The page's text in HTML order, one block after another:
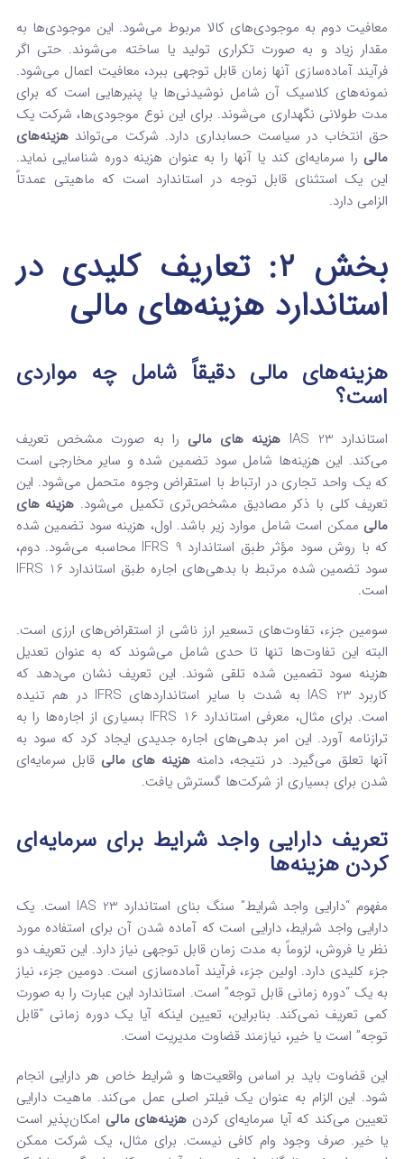
معافیت دوم به موجودی‌های کالا مربوط می‌شود. این موجودی‌ها به
مقدار زیاد و به صورت تکراری تولید یا ساخته می‌شوند. حتی اگر
فرآیند آماده‌سازی آنها زمان قابل توجهی ببرد، معافیت اعمال می‌شود.
نمونه‌های کلاسیک آن شامل نوشیدنی‌ها یا پنیرهایی است که برای
مدت طولانی نگهداری می‌شوند. برای این نوع موجودی‌ها، شرکت یک
حق انتخاب در سیاست حسابداری دارد. شرکت می‌تواندهزینه‌های
مالی را سرمایه‌ای کند یا آنها را به عنوان هزینه دوره شناسایی نماید.
این یک استثنای قابل توجه در استاندارد است که ماهیتی عمدتاً
الزامی دارد.
بخش ۲: تعاریف کلیدی در
استاندارد هزینه‌های مالی
هزینه‌های مالی دقیقاً شامل چه مواردی
است؟
استاندارد IAS 23 هزینه‌ های مالی را به صورت مشخص تعریف
می‌کند. این هزینه‌ها شامل سود تضمین شده و سایر مخارجی است
که یک واحد تجاری در ارتباط با استقراض وجوه متحمل می‌شود. این
تعریف کلی با ذکر مصادیق مشخص‌تری تکمیل می‌شود. هزینه‌ های
مالی ممکن است شامل موارد زیر باشد. اول، هزینه سود تضمین شده
که با روش سود مؤثر طبق استاندارد IFRS 9 محاسبه می‌شود. دوم،
سود تضمین شده مرتبط با بدهی‌های اجاره طبق استاندارد IFRS 16
است.
سومین جزء، تفاوت‌های تسعیر ارز ناشی از استقراض‌های ارزی است.
البته این تفاوت‌ها تنها تا حدی شامل می‌شوند که به عنوان تعدیل
هزینه سود تضمین شده تلقی شوند. این تعریف نشان می‌دهد که
کاربرد IAS 23 به شدت با سایر استانداردهای IFRS در هم تنیده
است. برای مثال، معرفی استاندارد IFRS 16 بسیاری از اجاره‌ها را به
ترازنامه آورد. این امر بدهی‌های اجاره جدیدی ایجاد کرد که سود به
آنها تعلق می‌گیرد. در نتیجه، دامنههزینه‌ های مالی قابل سرمایه‌ای
شدن برای بسیاری از شرکت‌ها گسترش یافت.
تعریف دارایی واجد شرایط برای سرمایه‌ای
کردن هزینه‌ها
مفهوم “دارایی واجد شرایط” سنگ بنای استاندارد IAS 23 است. یک
دارایی واجد شرایط، دارایی است که آماده شدن آن برای استفاده مورد
نظر یا فروش، لزوماً به مدت زمان قابل توجهی نیاز دارد. این تعریف دو
جزء کلیدی دارد. اولین جزء، فرآیند آماده‌سازی است. دومین جزء، نیاز
به یک “دوره زمانی قابل توجه” است. استاندارد این عبارت را به صورت
کمی تعریف نمی‌کند. بنابراین، تعیین اینکه آیا یک دوره زمانی “قابل
توجه” است یا خیر، نیازمند قضاوت مدیریت است.
این قضاوت باید بر اساس واقعیت‌ها و شرایط خاص هر دارایی انجام
شود. این الزام به عنوان یک فیلتر اصلی عمل می‌کند. ماهیت دارایی
تعیین می‌کند که آیا سرمایه‌ای کردن هزینه‌های مالی امکان‌پذیر است
یا خیر. صرف وجود وام کافی نیست. برای مثال، یک شرکت ممکن